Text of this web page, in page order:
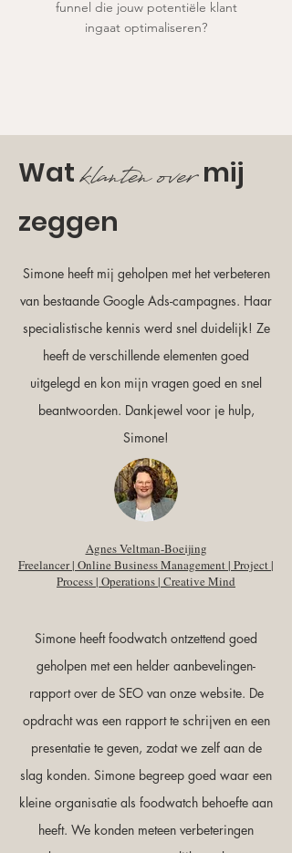
funnel die jouw potentiële klant
ingaat optimaliseren?
Watklanten overmij
zeggen
Simone heeft mij geholpen met het verbeteren
van bestaande Google Ads-campagnes. Haar
specialistische kennis werd snel duidelijk! Ze
heeft de verschillende elementen goed
uitgelegd en kon mijn vragen goed en snel
beantwoorden. Dankjewel voor je hulp,
Simone!
Agnes Veltman-Boeijing
Freelancer | Online Business Management | Project |
Process | Operations | Creative Mind
Simone heeft foodwatch ontzettend goed
geholpen met een helder aanbevelingen-
rapport over de SEO van onze website. De
opdracht was een rapport te schrijven en een
presentatie te geven, zodat we zelf aan de
slag konden. Simone begreep goed waar een
kleine organisatie als foodwatch behoefte aan
heeft. We konden meteen verbeteringen